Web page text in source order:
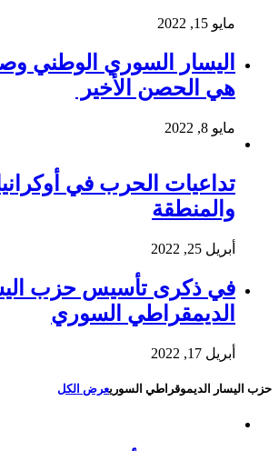
مايو 15, 2022
اليسار السوري الوطني
هي الحصن الأخير
مايو 8, 2022
تداعيات الحرب في
والمنطقة
أبريل 25, 2022
في ذكرى تأسيس حزب
الديمقراطي السوري
أبريل 17, 2022
حزب اليسار الديموقراطي السوريعرض الكل